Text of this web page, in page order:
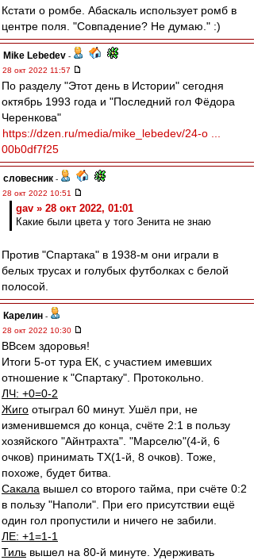
Кстати о ромбе. Абаскаль использует ромб в
центре поля. "Совпадение? Не думаю." :)
Mike Lebedev -
28 окт 2022 11:57
По разделу "Этот день в Истории" сегодня
октябрь 1993 года и "Последний гол Фёдора
Черенкова"
https://dzen.ru/media/mike_lebedev/24-o ...
00b0df7f25
словесник -
28 окт 2022 10:51
gav » 28 окт 2022, 01:01
Какие были цвета у того Зенита не знаю
Против "Спартака" в 1938-м они играли в
белых трусах и голубых футболках с белой
полосой.
Карелин -
28 окт 2022 10:30
ВВсем здоровья!
Итоги 5-от тура ЕК, с участием имевших
отношение к "Спартаку". Протокольно.
ЛЧ: +0=0-2
Жиго отыграл 60 минут. Ушёл при, не
изменившемся до конца, счёте 2:1 в пользу
хозяйского "Айнтрахта". "Марселю"(4-й, 6
очков) принимать ТХ(1-й, 8 очков). Тоже,
похоже, будет битва.
Сакала вышел со второго тайма, при счёте 0:2
в пользу "Наполи". При его присутствии ещё
один гол пропустили и ничего не забили.
ЛЕ: +1=1-1
Тиль вышел на 80-й минуте. Удерживать